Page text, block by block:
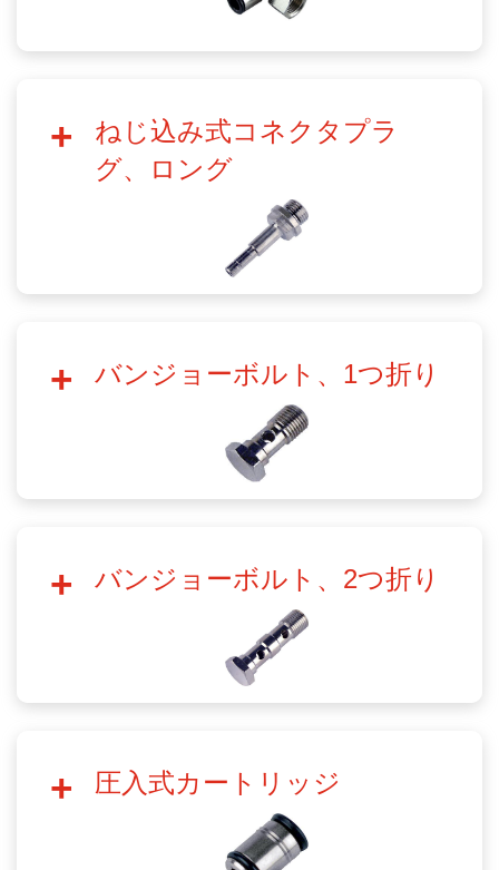
ねじ込み式コネクタプラ
グ、ロング
バンジョーボルト、1つ折り
バンジョーボルト、2つ折り
圧入式カートリッジ